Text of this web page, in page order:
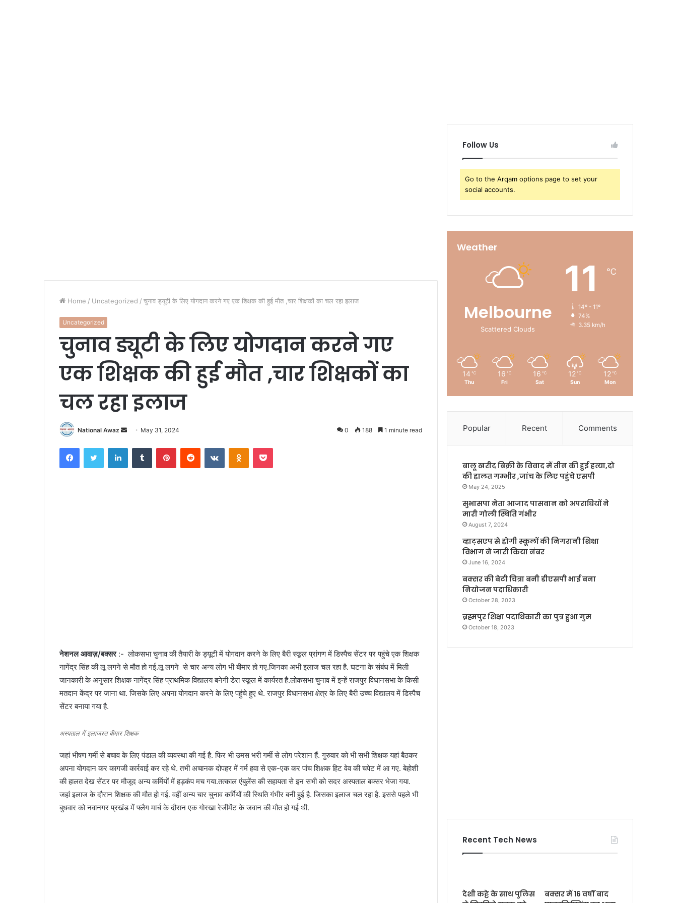
Home / Uncategorized / चुनाव ड्यूटी के लिए योगदान करने गए एक शिक्षक की हुई मौत ,चार शिक्षकों का चल रहा इलाज
Uncategorized
चुनाव ड्यूटी के लिए योगदान करने गए
एक शिक्षक की हुई मौत ,चार शिक्षकों का
चल रहा इलाज
National Awaz
d
May 31, 2024 0 188 1 minute read
नेशनल आवाज़/बक्सर:- लोकसभा चुनाव की तैयारी के ड्यूटी में योगदान करने के लिए बैरी स्कूल प्रांगण में डिस्पैच सेंटर पर पहुंचे एक शिक्षक
नागेंद्र सिंह की लू लगने से मौत हो गई.लू लगने से चार अन्य लोग भी बीमार हो गए.जिनका अभी इलाज चल रहा है. घटना के संबंध में मिली
जानकारी के अनुसार शिक्षक नागेंद्र सिंह प्राथमिक विद्यालय बनेगी डेरा स्कूल में कार्यरत है.लोकसभा चुनाव में इन्हें राजपुर विधानसभा के किसी
मतदान केंद्र पर जाना था. जिसके लिए अपना योगदान करने के लिए पहुंचे हुए थे. राजपुर विधानसभा क्षेत्र के लिए बैरी उच्च विद्यालय में डिस्पैच
सेंटर बनाया गया है.
अस्पताल में इलाजरत बीमार शिक्षक
जहां भीषण गर्मी से बचाव के लिए पंडाल की व्यवस्था की गई है. फिर भी उमस भरी गर्मी से लोग परेशान हैं. गुरुवार को भी सभी शिक्षक यहां बैठकर
अपना योगदान कर कागजी कार्रवाई कर रहे थे. तभी अचानक दोपहर में गर्म हवा से एक-एक कर पांच शिक्षक हिट वेव की चपेट में आ गए. बेहोशी
की हालत देख सेंटर पर मौजूद अन्य कर्मियों में हड़कंप मच गया.तत्काल एंबुलेंस की सहायता से इन सभी को सदर अस्पताल बक्सर भेजा गया.
जहां इलाज के दौरान शिक्षक की मौत हो गई. वहीं अन्य चार चुनाव कर्मियों की स्थिति गंभीर बनी हुई है. जिसका इलाज चल रहा है. इससे पहले भी
बुधवार को नवानगर प्रखंड में फ्लैग मार्च के दौरान एक गोरखा रेजीमेंट के जवान की मौत हो गई थी.
Follow Us
Go to the Arqam options page to set your
social accounts.
Weather
Melbourne
Scattered Clouds
11 ℃
14º - 11º
74%
3.35 km/h
14 ℃
Thu
16 ℃
Fri
16 ℃
Sat
12 ℃
Sun
12 ℃
Mon
Popular Recent Comments
बालू खरीद बिक्री के विवाद में तीन की हुई हत्या,दो
की हालत गम्भीर ,जांच के लिए पहुंचे एसपी
May 24, 2025
सुभासपा नेता आजाद पासवान को अपराधियों ने
मारी गोली स्थिति गंभीर
August 7, 2024
व्हाट्सएप से होगी स्कूलों की निगरानी शिक्षा
विभाग ने जारी किया नंबर
June 16, 2024
बक्सर की बेटी चित्रा बनी डीएसपी भाई बना
नियोजन पदाधिकारी
October 28, 2023
ब्रह्मपुर शिक्षा पदाधिकारी का पुत्र हुआ गुम
October 18, 2023
Recent Tech News
देशी कट्टे के साथ पुलिस
बक्सर में 16 वर्षों बाद